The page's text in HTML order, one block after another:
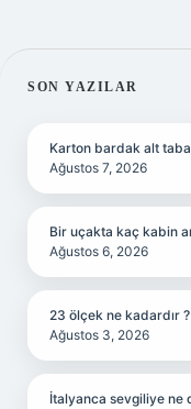
SON YAZILAR
Karton bardak alt
Ağustos 7, 2026
Bir uçakta kaç kabin
Ağustos 6, 2026
23 ölçek ne kadardır ?
Ağustos 3, 2026
İtalyanca sevgiliye ne